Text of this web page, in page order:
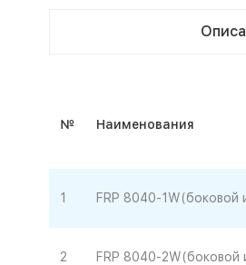
№ Наименования
1 FRP 8040-1W(боковой
2 FRP 8040-2W(боковой